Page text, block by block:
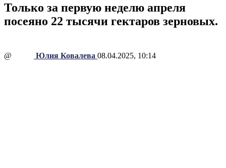
Только за первую неделю апреля
посеяно 22 тысячи гектаров зерновых.
@ Юлия Ковалева 08.04.2025, 10:14